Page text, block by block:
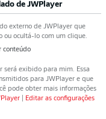
de JWPlayer
externo de JWPlayerque
ou ocultá-lo com um clique.
conteúdo
será exibido para mim. Essa
para JWPlayere que
pode obter mais informações
Editar as configurações